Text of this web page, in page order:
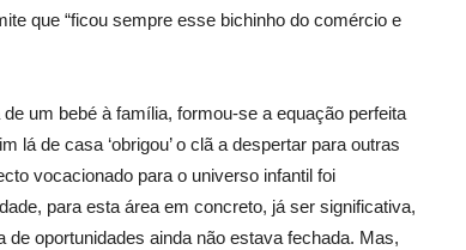
que “ficou sempre esse bichinho do comércio e
um bebé à família, formou-se a equação perfeita
lá de casa ‘obrigou’ o clã a despertar para outras
vocacionado para o universo infantil foi
para esta área em concreto, já ser significativa,
oportunidades ainda não estava fechada. Mas,